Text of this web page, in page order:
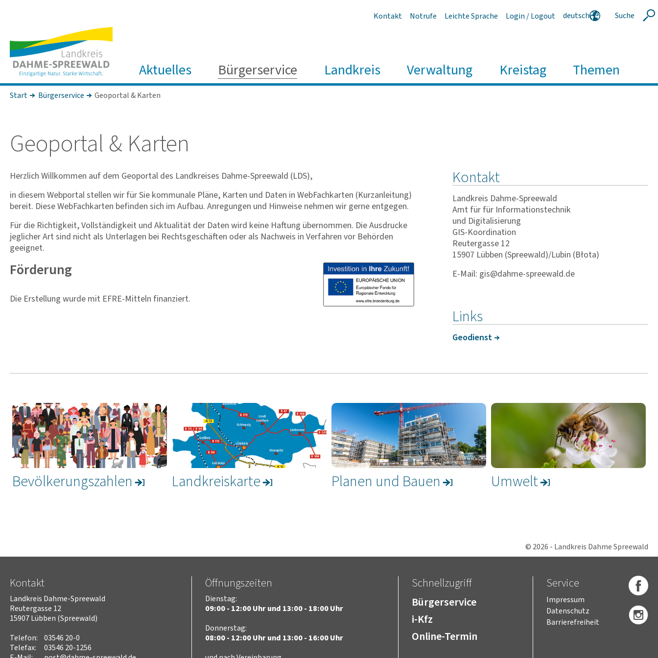
Kontakt Notrufe Leichte Sprache Login / Logout
deutsch
Suche
Aktuelles Bürgerservice Landkreis Verwaltung Kreistag Themen
Start Bürgerservice Geoportal & Karten
Geoportal & Karten
Herzlich Willkommen auf dem Geoportal des Landkreises Dahme-Spreewald (LDS),
in diesem Webportal stellen wir für Sie kommunale Pläne, Karten und Daten in WebFachkarten (Kurzanleitung)
bereit. Diese WebFachkarten befinden sich im Aufbau. Anregungen und Hinweise nehmen wir gerne entgegen.
Für die Richtigkeit, Vollständigkeit und Aktualität der Daten wird keine Haftung übernommen. Die Ausdrucke
jeglicher Art sind nicht als Unterlagen bei Rechtsgeschäften oder als Nachweis in Verfahren vor Behörden
geeignet.
Förderung
Die Erstellung wurde mit EFRE-Mitteln finanziert.
Kontakt
Landkreis Dahme-Spreewald
Amt für für Informationstechnik
und Digitalisierung
GIS-Koordination
Reutergasse 12
15907 Lübben (Spreewald)/Lubin (Błota)
E-Mail: gis@dahme-spreewald.de
Links
Geodienst
Bevölkerungszahlen Landkreiskarte Planen und Bauen Umwelt
© 2026 - Landkreis Dahme Spreewald
Kontakt
Landkreis Dahme-Spreewald
Reutergasse 12
15907 Lübben (Spreewald)
Telefon:
03546 20-0
Telefax:
03546 20-1256
Öffnungszeiten
Dienstag:
09:00 - 12:00 Uhr und 13:00 - 18:00 Uhr
Donnerstag:
08:00 - 12:00 Uhr und 13:00 - 16:00 Uhr
Schnellzugriff
Bürgerservice
i-Kfz
Online-Termin
Service
Impressum
Datenschutz
Barrierefreiheit